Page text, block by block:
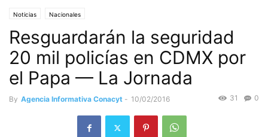
Noticias Nacionales
Resguardarán la seguridad
20 mil policías en CDMX por
el Papa — La Jornada
By Agencia Informativa Conacyt - 10/02/2016 0
31